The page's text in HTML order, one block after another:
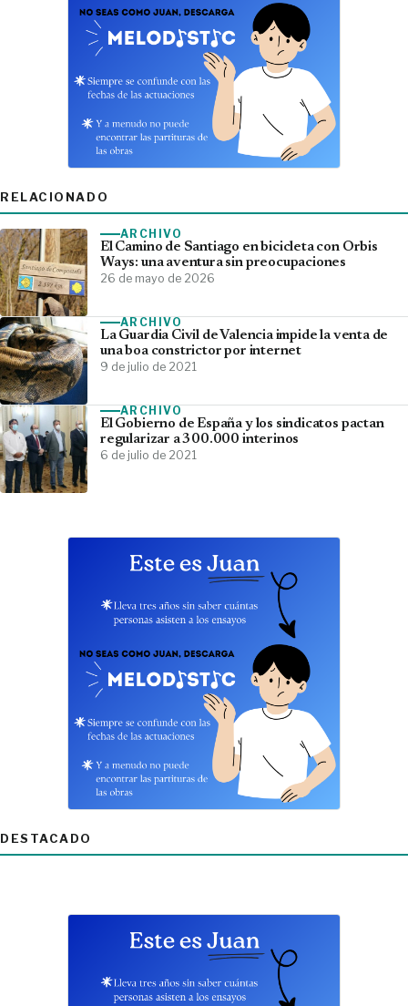
RELACIONADO
ARCHIVO
El Camino de Santiago en bicicleta con Orbis
Ways: una aventura sin preocupaciones
26 de mayo de 2026
ARCHIVO
La Guardia Civil de Valencia impide la venta de
una boa constrictor por internet
9 de julio de 2021
ARCHIVO
El Gobierno de España y los sindicatos pactan
regularizar a 300.000 interinos
6 de julio de 2021
DESTACADO